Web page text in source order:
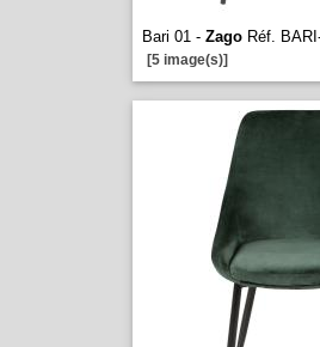
Bari 01 - ZagoRéf.
[5 image(s)]